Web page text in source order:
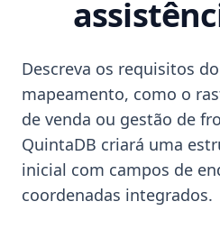
Descreva os requisitos
mapeamento, como o
de venda ou gestão de
QuintaDB criará uma
inicial com campos de
coordenadas integrados.